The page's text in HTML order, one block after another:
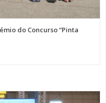
do Concurso “Pinta